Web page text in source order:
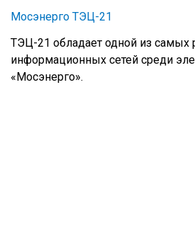
Мосэнерго ТЭЦ-21
ТЭЦ-21 обладает одной из
информационных сетей среди
«Мосэнерго».